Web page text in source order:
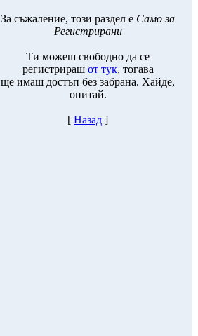
За съжаление, този раздел е Само за
Регистрирани
Ти можеш свободно да се
регистрираш от тук, тогава
ще имаш достъп без забрана. Хайде,
опитай.
[ Назад ]